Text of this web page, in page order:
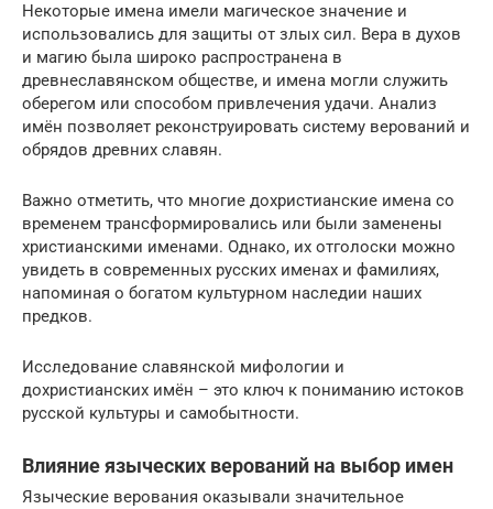
Некоторые имена имели магическое значение и
использовались для защиты от злых сил. Вера в духов
и магию была широко распространена в
древнеславянском обществе, и имена могли служить
оберегом или способом привлечения удачи. Анализ
имён позволяет реконструировать систему верований и
обрядов древних славян.
Важно отметить, что многие дохристианские имена со
временем трансформировались или были заменены
христианскими именами. Однако, их отголоски можно
увидеть в современных русских именах и фамилиях,
напоминая о богатом культурном наследии наших
предков.
Исследование славянской мифологии и
дохристианских имён – это ключ к пониманию истоков
русской культуры и самобытности.
Влияние языческих верований на выбор имен
Языческие верования оказывали значительное